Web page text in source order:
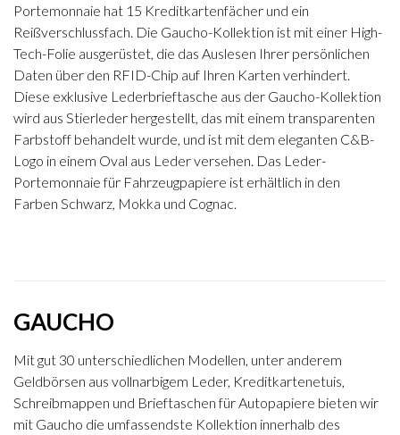
Portemonnaie hat 15 Kreditkartenfächer und ein
Reißverschlussfach. Die Gaucho-Kollektion ist mit einer High-
Tech-Folie ausgerüstet, die das Auslesen Ihrer persönlichen
Daten über den RFID-Chip auf Ihren Karten verhindert.
Diese exklusive Lederbrieftasche aus der Gaucho-Kollektion
wird aus Stierleder hergestellt, das mit einem transparenten
Farbstoff behandelt wurde, und ist mit dem eleganten C&B-
Logo in einem Oval aus Leder versehen. Das Leder-
Portemonnaie für Fahrzeugpapiere ist erhältlich in den
Farben Schwarz, Mokka und Cognac.
GAUCHO
Mit gut 30 unterschiedlichen Modellen, unter anderem
Geldbörsen aus vollnarbigem Leder, Kreditkartenetuis,
Schreibmappen und Brieftaschen für Autopapiere bieten wir
mit Gaucho die umfassendste Kollektion innerhalb des